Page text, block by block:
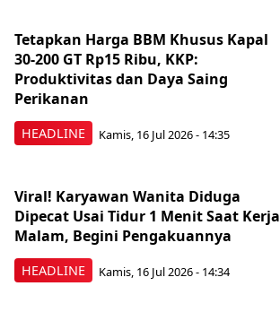
HEADLINE
Tetapkan Harga BBM Khusus Kapal
30-200 GT Rp15 Ribu, KKP:
Produktivitas dan Daya Saing
Perikanan
Kamis, 16 Jul 2026 - 14:35
HEADLINE
Viral! Karyawan Wanita Diduga
Dipecat Usai Tidur 1 Menit Saat Kerja
Malam, Begini Pengakuannya
Kamis, 16 Jul 2026 - 14:34